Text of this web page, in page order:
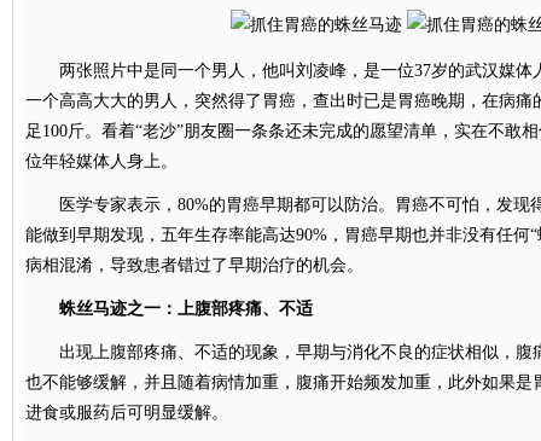
两张照片中是同一个男人，他叫刘凌峰，是一位37岁的武汉媒体
一个高高大大的男人，突然得了胃癌，查出时已是胃癌晚期，在病痛
足100斤。看着“老沙”朋友圈一条条还未完成的愿望清单，实在不敢
位年轻媒体人身上。
医学专家表示，80%的胃癌早期都可以防治。胃癌不可怕，发现
能做到早期发现，五年生存率能高达90%，胃癌早期也并非没有任何
病相混淆，导致患者错过了早期治疗的机会。
蛛丝马迹之一：上腹部疼痛、不适
出现上腹部疼痛、不适的现象，早期与消化不良的症状相似，腹
也不能够缓解，并且随着病情加重，腹痛开始频发加重，此外如果是
进食或服药后可明显缓解。